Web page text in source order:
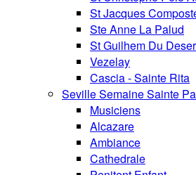
St Jacques
Ste Anne La Palud
St Guilhem Du
Vezelay
Cascia - Sainte Rita
Seville Semaine Sainte
Musiciens
Alcazare
Ambiance
Cathedrale